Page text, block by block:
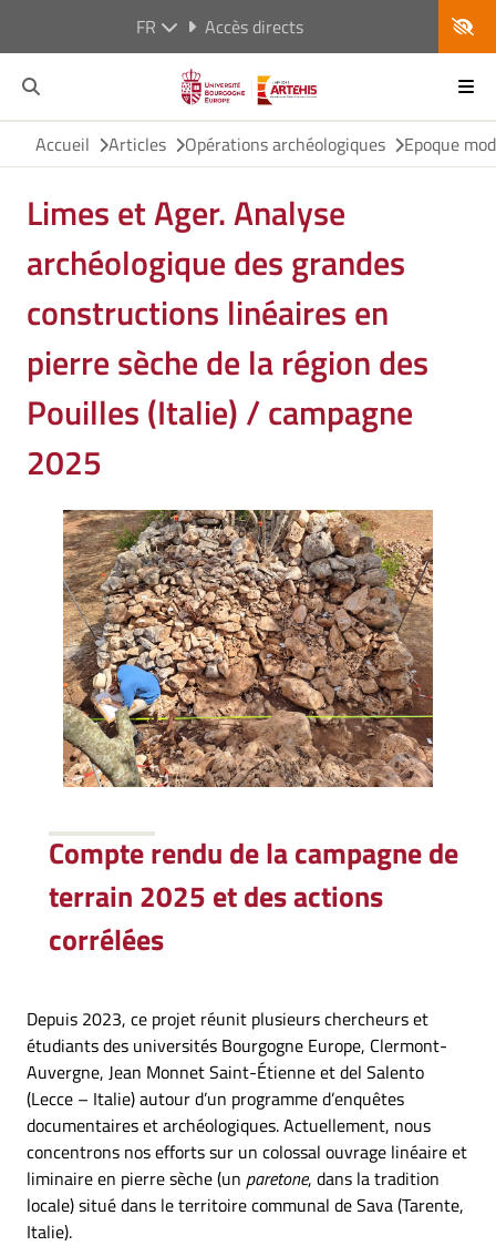
FR Accès directs
Accueil Articles Opérations archéologiques Epoque
Limes et Ager. Analyse
archéologique des grandes
constructions linéaires en
pierre sèche de la région des
Pouilles (Italie) / campagne
2025
Compte rendu de la campagne de
terrain 2025 et des actions
corrélées
Depuis 2023, ce projet réunit plusieurs chercheurs et
étudiants des universités Bourgogne Europe, Clermont-
Auvergne, Jean Monnet Saint-Étienne et del Salento
(Lecce – Italie) autour d’un programme d’enquêtes
documentaires et archéologiques. Actuellement, nous
concentrons nos efforts sur un colossal ouvrage linéaire et
liminaire en pierre sèche (un paretone, dans la tradition
locale) situé dans le territoire communal de Sava (Tarente,
Italie).